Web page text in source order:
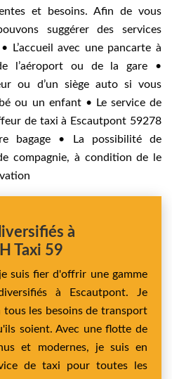
et besoins. Afin de vous
suggérer des services
L’accueil avec une pancarte à
l’aéroport ou de la gare •
ou d’un siège auto si vous
ou un enfant • Le service de
de taxi à Escautpont 59278
bagage • La possibilité de
compagnie, à condition de le
à
Taxi 59
suis fier d'offrir une gamme
à Escautpont. Je
les besoins de transport
soient. Avec une flotte de
et modernes, je suis en
de taxi pour toutes les